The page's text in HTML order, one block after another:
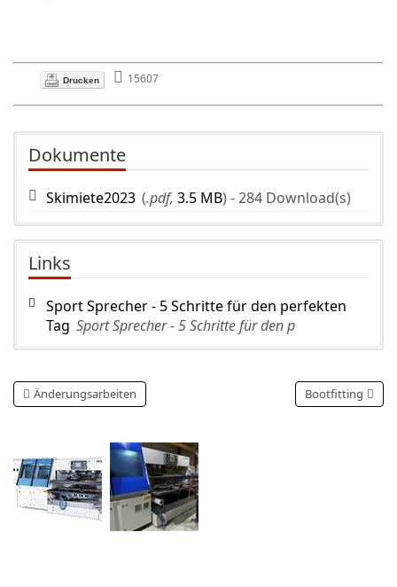
Drucken 15607
Dokumente
Skimiete2023 (.pdf, 3.5 MB) - 284 Download(s)
Links
Sport Sprecher - 5 Schritte für den perfekten
Tag Sport Sprecher - 5 Schritte für den p
Änderungsarbeiten Bootfitting